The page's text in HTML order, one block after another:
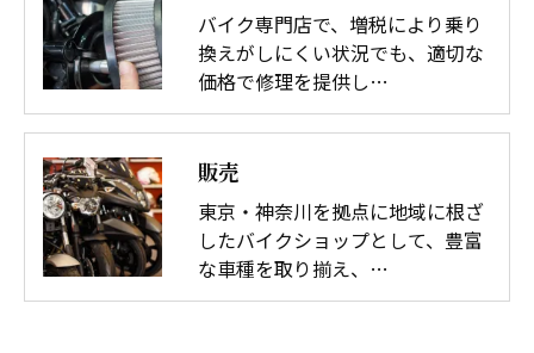
バイク専門店で、増税により乗り
換えがしにくい状況でも、適切な
価格で修理を提供し…
販売
東京・神奈川を拠点に地域に根ざ
したバイクショップとして、豊富
な車種を取り揃え、…